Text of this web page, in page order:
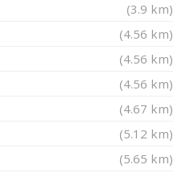
(3.9 km)
(4.56 km)
(4.56 km)
(4.56 km)
(4.67 km)
(5.12 km)
(5.65 km)